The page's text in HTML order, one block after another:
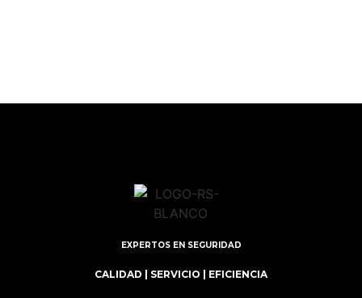
EXPERTOS EN SEGURIDAD
CALIDAD | SERVICIO | EFICIENCIA